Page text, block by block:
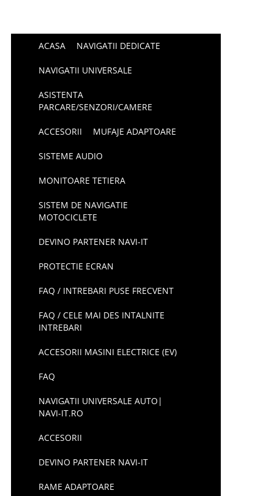
ACASA NAVIGATII DEDICATE
NAVIGATII UNIVERSALE
ASISTENTA
PARCARE/SENZORI/CAMERE
ACCESORII MUFAJE ADAPTOARE
SISTEME AUDIO
MONITOARE TETIERA
SISTEM DE NAVIGATIE
MOTOCICLETE
DEVINO PARTENER NAVI-IT
PROTECTIE ECRAN
FAQ / INTREBARI PUSE FRECVENT
FAQ / CELE MAI DES INTALNITE
INTREBARI
ACCESORII MASINI ELECTRICE (EV)
FAQ
NAVIGATII UNIVERSALE AUTO|
NAVI-IT.RO
ACCESORII
DEVINO PARTENER NAVI-IT
RAME ADAPTOARE